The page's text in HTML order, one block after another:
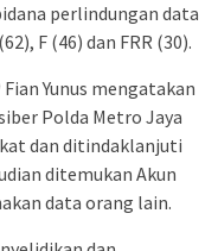
perlindungan data
F (46) dan FRR (30).
Yunus mengatakan
Polda Metro Jaya
dan ditindaklanjuti
ditemukan Akun
data orang lain.